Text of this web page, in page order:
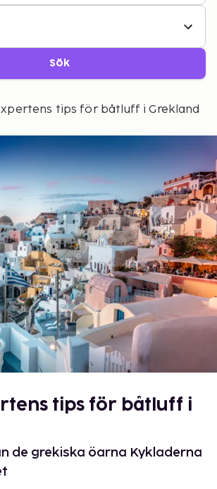
Sök
tips för båtluff i Grekland
tips för båtluff i
de grekiska öarna Kykladerna